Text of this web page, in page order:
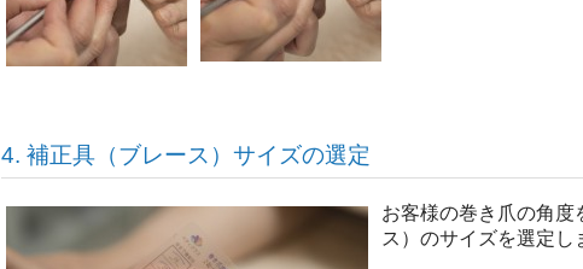
4. 補正具（ブレース）サイズの選定
お客様の巻き爪の角度
ス）のサイズを選定し